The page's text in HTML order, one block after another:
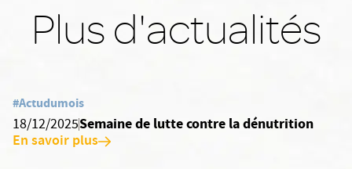
Plus d'actualités
#Actudumois
18/12/2025Semaine de lutte contre la dénutrition
En savoir plus